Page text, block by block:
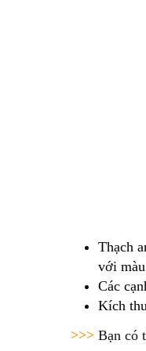
Thạch
với
Các
Kích
>>> Bạn có